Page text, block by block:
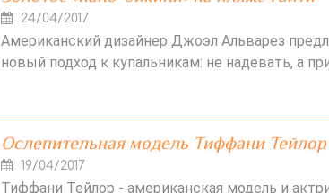
24/04/2017
Американский дизайнер Джоэл Альварез
новый подход к купальникам: не надевать, а
Ослепительная модель Тиффани Тейлор
19/04/2017
Тиффани Тейлор - американская модель и